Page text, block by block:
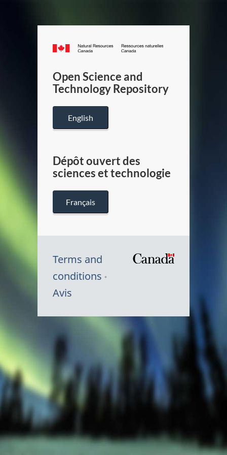
Canada.ca
/
Canada
Open Science and
Technology Repository
English
Dépôt ouvert des
sciences et technologie
Français
Terms and
conditions
Avis
Canada